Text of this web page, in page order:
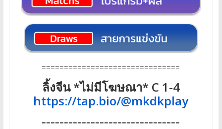
===============================
ลิ้งจีน *ไม่มีโฆษณา* C 1-4
https://tap.bio/@mkdkplay
===============================